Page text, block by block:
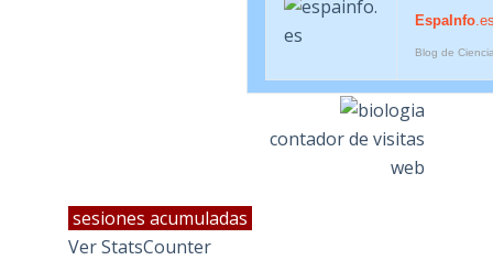
EspaInfo
Blog de
contador de visitas
web
sesiones acumuladas
Ver StatsCounter